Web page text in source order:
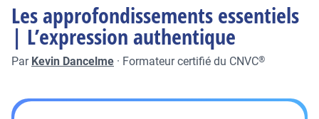
Les approfondissements essentiels
| L’expression authentique
Par Kevin Dancelme · Formateur certifié du CNVC®